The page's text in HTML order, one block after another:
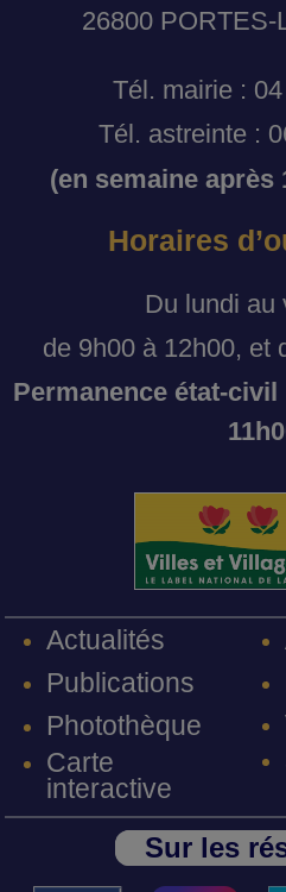
26800 PORTES-
Tél. mairie :
Tél. astreinte :
(en semaine après
Horaires
Du lundi au
de 9h00 à 12h00, et
Permanence état-civil
Actualités
Publications
Photothèque
Carte
interactive
Sur les